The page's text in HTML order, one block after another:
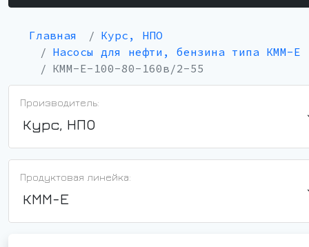
Главная
Курс, НПО
Насосы для нефти, бензина типа КММ-Е
КММ-Е-100-80-160в/2-55
Производитель:
Курс, НПО
Продуктовая линейка:
КММ-Е